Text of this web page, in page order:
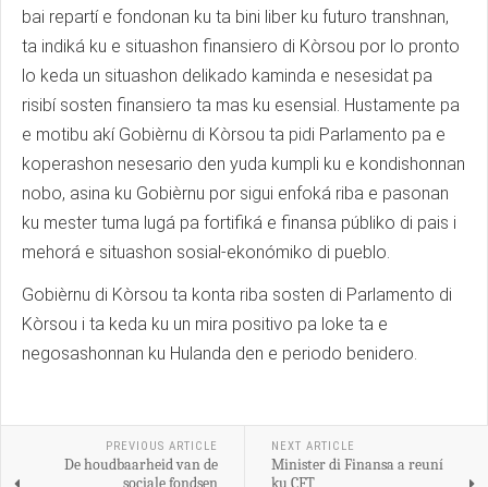
bai repartí e fondonan ku ta bini liber ku futuro transhnan,
ta indiká ku e situashon finansiero di Kòrsou por lo pronto
lo keda un situashon delikado kaminda e nesesidat pa
risibí sosten finansiero ta mas ku esensial. Hustamente pa
e motibu akí Gobièrnu di Kòrsou ta pidi Parlamento pa e
koperashon nesesario den yuda kumpli ku e kondishonnan
nobo, asina ku Gobièrnu por sigui enfoká riba e pasonan
ku mester tuma lugá pa fortifiká e finansa públiko di pais i
mehorá e situashon sosial-ekonómiko di pueblo.
Gobièrnu di Kòrsou ta konta riba sosten di Parlamento di
Kòrsou i ta keda ku un mira positivo pa loke ta e
negosashonnan ku Hulanda den e periodo benidero.
PREVIOUS ARTICLE
De houdbaarheid van de
sociale fondsen
NEXT ARTICLE
Minister di Finansa a reuní
ku CFT